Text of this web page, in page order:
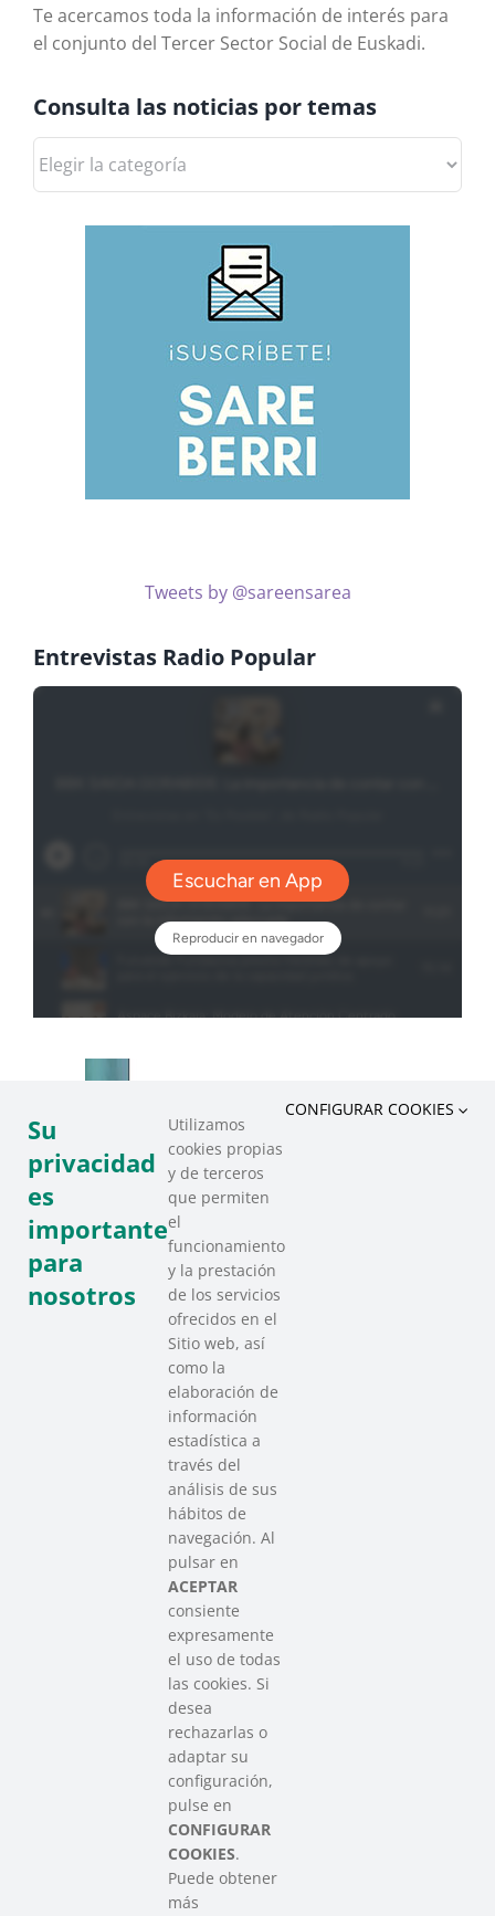
Te acercamos toda la información de interés para
el conjunto del Tercer Sector Social de Euskadi.
Consulta las noticias por temas
las
Tweets by @sareensarea
Entrevistas Radio Popular
SAREEN SAREA
Asociación que agrupa a las redes
del Tercer Sector Social en Euskadi
Contacto
info@sareensarea.eu
Iparraguirre, 9 lonja – 48009 Bilbao
946 569 230
Colabora
Su
privacidad
es
importante
para
nosotros
Utilizamos
cookies propias
y de terceros
que permiten
el
funcionamiento
y la prestación
de los servicios
ofrecidos en el
Sitio web, así
como la
elaboración de
información
estadística a
través del
análisis de sus
hábitos de
navegación. Al
pulsar en
ACEPTAR
consiente
expresamente
el uso de todas
las cookies. Si
desea
rechazarlas o
adaptar su
configuración,
pulse en
CONFIGURAR
COOKIES.
Puede obtener
más
CONFIGURAR COOKIES